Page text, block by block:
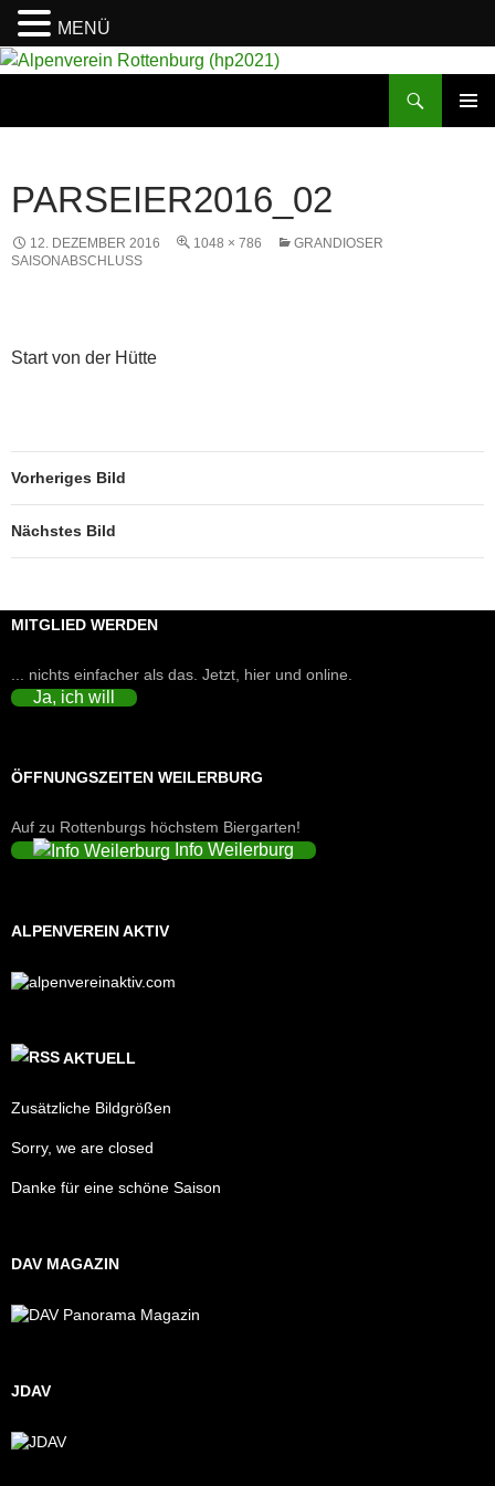
PARSEIER2016_02
12. DEZEMBER 2016 1048 × 786
GRANDIOSER
SAISONABSCHLUSS
Start von der Hütte
Vorheriges Bild
Nächstes Bild
MITGLIED WERDEN
... nichts einfacher als das. Jetzt, hier und online.
Ja, ich will
ÖFFNUNGSZEITEN WEILERBURG
Auf zu Rottenburgs höchstem Biergarten!
Info Weilerburg
ALPENVEREIN AKTIV
AKTUELL
Zusätzliche Bildgrößen
Sorry, we are closed
Danke für eine schöne Saison
DAV MAGAZIN
JDAV
MENÜ